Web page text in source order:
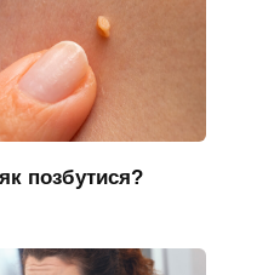
позбутися?